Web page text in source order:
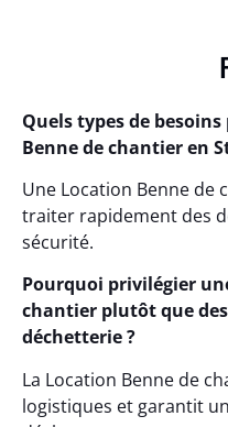
Quels types de
Benne de chantier en
Une Location Benne de
traiter rapidement des
sécurité.
Pourquoi privilégier
chantier plutôt que
déchetterie ?
La Location Benne de
logistiques et garantit